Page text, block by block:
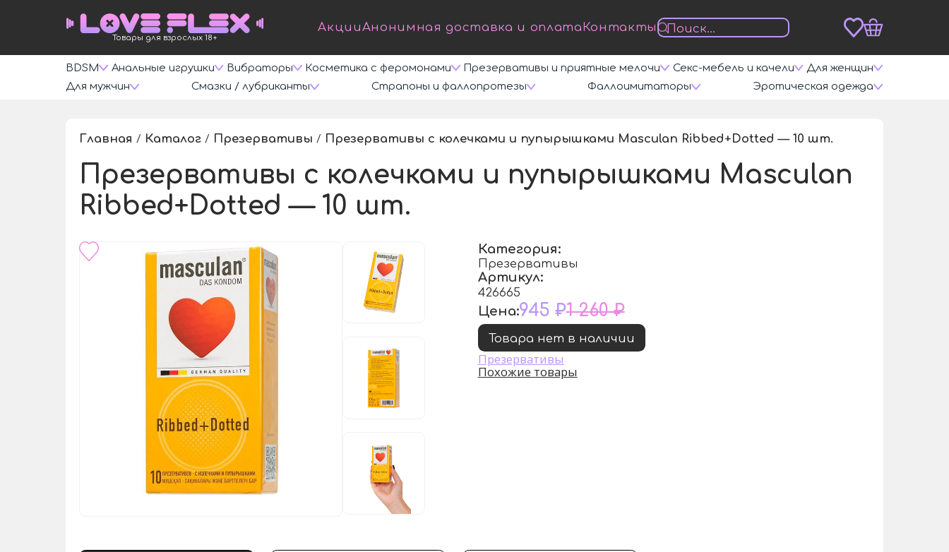
Товары для взрослых 18+
АкцииАнонимная доставка и оплата Контакты
BDSM Анальные игрушки Вибраторы Косметика с феромонами Презервативы и приятные мелочи Секс-мебель и качели
Для женщин
Для мужчин
Смазки / лубриканты Страпоны и фаллопротезы Фаллоимитаторы Эротическая одежда
Главная / Каталог / Презервативы / Презервативы с колечками и пупырышками Masculan Ribbed+Dotted — 10 шт.
Презервативы с колечками и пупырышками Masculan
Ribbed+Dotted — 10 шт.
Категория:
Презервативы
Артикул:
426665
Цена:945 ₽1 260 ₽
Товара нет в наличии
Презервативы
Похожие товары